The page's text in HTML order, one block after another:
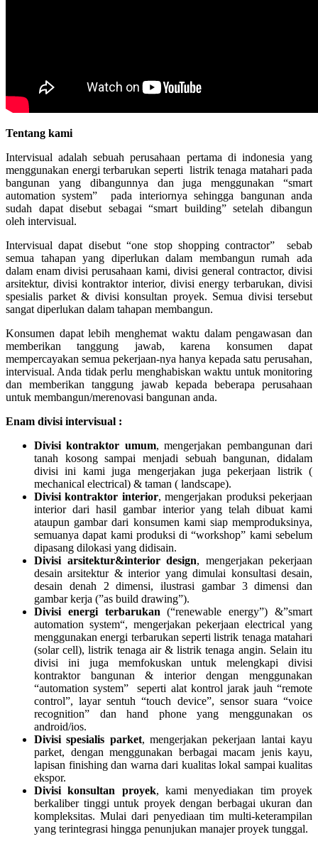
Tentang kami
Intervisual adalah sebuah perusahaan pertama di indonesia yang
menggunakan energi terbarukan seperti listrik tenaga matahari pada
bangunan yang dibangunnya dan juga menggunakan “smart
automation system” pada interiornya sehingga bangunan anda
sudah dapat disebut sebagai “smart building” setelah dibangun
oleh intervisual.
Intervisual dapat disebut “one stop shopping contractor” sebab
semua tahapan yang diperlukan dalam membangun rumah ada
dalam enam divisi perusahaan kami, divisi general contractor, divisi
arsitektur, divisi kontraktor interior, divisi energy terbarukan, divisi
spesialis parket & divisi konsultan proyek. Semua divisi tersebut
sangat diperlukan dalam tahapan membangun.
Konsumen dapat lebih menghemat waktu dalam pengawasan dan
memberikan tanggung jawab, karena konsumen dapat
mempercayakan semua pekerjaan-nya hanya kepada satu perusahan,
intervisual. Anda tidak perlu menghabiskan waktu untuk monitoring
dan memberikan tanggung jawab kepada beberapa perusahaan
untuk membangun/merenovasi bangunan anda.
Enam divisi intervisual :
Divisi kontraktor umum, mengerjakan pembangunan dari
tanah kosong sampai menjadi sebuah bangunan, didalam
divisi ini kami juga mengerjakan juga pekerjaan listrik (
mechanical electrical) & taman ( landscape).
Divisi kontraktor interior, mengerjakan produksi pekerjaan
interior dari hasil gambar interior yang telah dibuat kami
ataupun gambar dari konsumen kami siap memproduksinya,
semuanya dapat kami produksi di “workshop” kami sebelum
dipasang dilokasi yang didisain.
Divisi arsitektur&interior design, mengerjakan pekerjaan
desain arsitektur & interior yang dimulai konsultasi desain,
desain denah 2 dimensi, ilustrasi gambar 3 dimensi dan
gambar kerja (”as build drawing”).
Divisi energi terbarukan (“renewable energy”) &”smart
automation system“, mengerjakan pekerjaan electrical yang
menggunakan energi terbarukan seperti listrik tenaga matahari
(solar cell), listrik tenaga air & listrik tenaga angin. Selain itu
divisi ini juga memfokuskan untuk melengkapi divisi
kontraktor bangunan & interior dengan menggunakan
“automation system” seperti alat kontrol jarak jauh “remote
control”, layar sentuh “touch device”, sensor suara “voice
recognition” dan hand phone yang menggunakan os
android/ios.
Divisi spesialis parket, mengerjakan pekerjaan lantai kayu
parket, dengan menggunakan berbagai macam jenis kayu,
lapisan finishing dan warna dari kualitas lokal sampai kualitas
ekspor.
Divisi konsultan proyek, kami menyediakan tim proyek
berkaliber tinggi untuk proyek dengan berbagai ukuran dan
kompleksitas. Mulai dari penyediaan tim multi-keterampilan
yang terintegrasi hingga penunjukan manajer proyek tunggal.